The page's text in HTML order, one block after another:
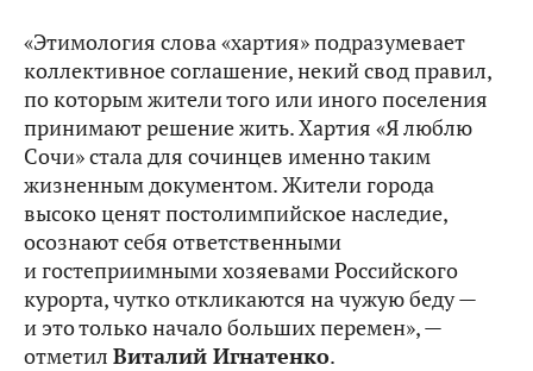
«Этимология слова «хартия» подразумевает
коллективное соглашение, некий свод правил,
по которым жители того или иного поселения
принимают решение жить. Хартия «Я люблю
Сочи» стала для сочинцев именно таким
жизненным документом. Жители города
высоко ценят постолимпийское наследие,
осознают себя ответственными
и гостеприимными хозяевами Российского
курорта, чутко откликаются на чужую беду —
и это только начало больших перемен», —
отметил Виталий Игнатенко.